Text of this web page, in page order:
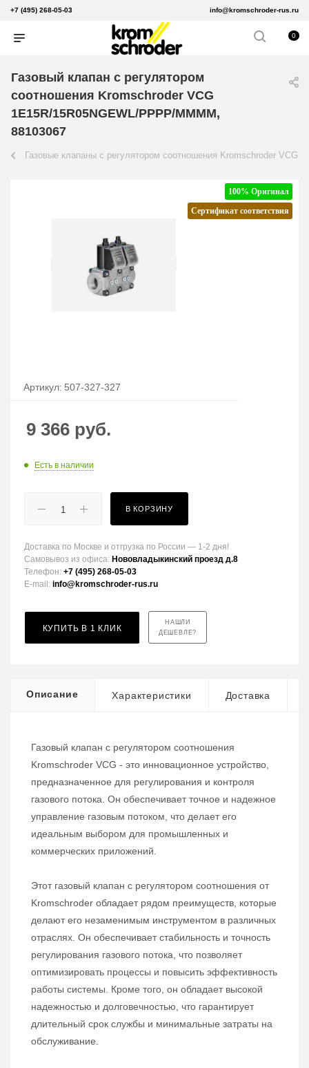
+7 (495) 268-05-03 info@kromschroder-rus.ru
0
Газовый клапан с регулятором
соотношения Kromschroder VCG
1E15R/15R05NGEWL/PPPP/MMMM,
88103067
Газовые клапаны с регулятором соотношения Kromschroder VCG
100% Оригинал
Сертификат соответствия
Артикул: 507-327-327
9 366 руб.
Есть в наличии
В КОРЗИНУ
Доставка по Москве и отгрузка по России — 1-2 дня!
Самовывоз из офиса: Нововладыкинский проезд д.8
Телефон: +7 (495) 268-05-03
E-mail: info@kromschroder-rus.ru
КУПИТЬ В 1 КЛИК
НАШЛИ
ДЕШЕВЛЕ?
Описание Характеристики Доставка
Газовый клапан с регулятором соотношения
Kromschroder VCG - это инновационное устройство,
предназначенное для регулирования и контроля
газового потока. Он обеспечивает точное и надежное
управление газовым потоком, что делает его
идеальным выбором для промышленных и
коммерческих приложений.
Этот газовый клапан с регулятором соотношения от
Kromschroder обладает рядом преимуществ, которые
делают его незаменимым инструментом в различных
отраслях. Он обеспечивает стабильность и точность
регулирования газового потока, что позволяет
оптимизировать процессы и повысить эффективность
работы системы. Кроме того, он обладает высокой
надежностью и долговечностью, что гарантирует
длительный срок службы и минимальные затраты на
обслуживание.